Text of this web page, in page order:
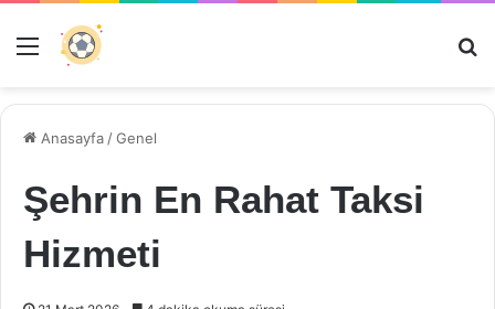
Menü
Anasayfa /Genel
Şehrin En Rahat Taksi
Hizmeti